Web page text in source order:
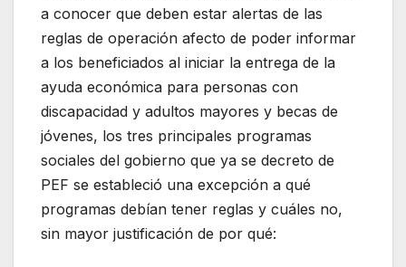
a conocer que deben estar alertas de las
reglas de operación afecto de poder informar
a los beneficiados al iniciar la entrega de la
ayuda económica para personas con
discapacidad y adultos mayores y becas de
jóvenes, los tres principales programas
sociales del gobierno que ya se decreto de
PEF se estableció una excepción a qué
programas debían tener reglas y cuáles no,
sin mayor justificación de por qué: